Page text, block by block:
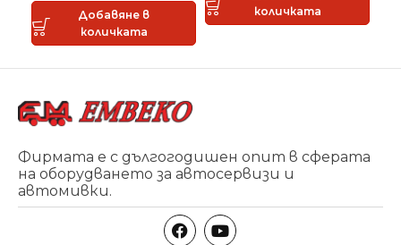
Добавяне в
количката
количката
Фирмата е с дългогодишен опит в сферата
на оборудването за автосервизи и
автомивки.